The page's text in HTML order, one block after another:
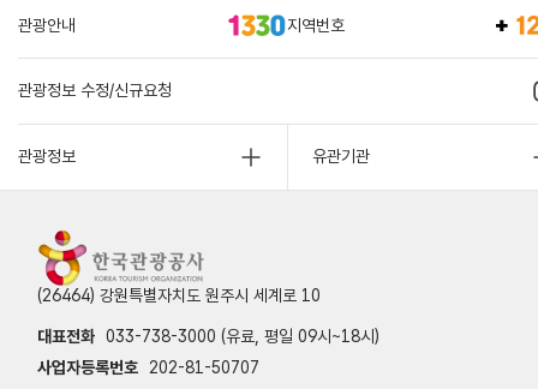
관광안내 지역번호
관광정보 수정/신규요청
관광정보 유관기관
(26464) 강원특별자치도 원주시 세계로 10
대표전화 033-738-3000 (유료, 평일 09시~18시)
사업자등록번호
202-81-50707